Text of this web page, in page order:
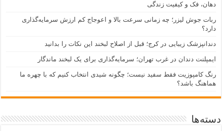
دهان، فک و کیفیت زندگی
ربات جوش لیزر؛ چه زمانی سرعت بالا و اعوجاج کم ارزش سرمایه‌گذاری
دارد؟
دندانپزشک زیبایی در کرج؛ قبل از اصلاح لبخند این نکات را بدانید
ایمپلنت دندان در غرب تهران؛ سرمایه‌گذاری برای یک لبخند ماندگار
رنگ کامپوزیت فقط سفید نیست؛ چگونه شیدی انتخاب کنیم که با چهره ما
هماهنگ باشد؟
دسته‌ها